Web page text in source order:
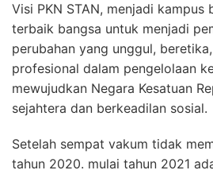
Visi PKN STAN, menjadi
terbaik bangsa untuk menjadi
perubahan yang unggul,
profesional dalam pengelolaan
mewujudkan Negara Kesatuan
sejahtera dan berkeadilan sosial.
Setelah sempat vakum tidak
tahun 2020. mulai tahun 2021